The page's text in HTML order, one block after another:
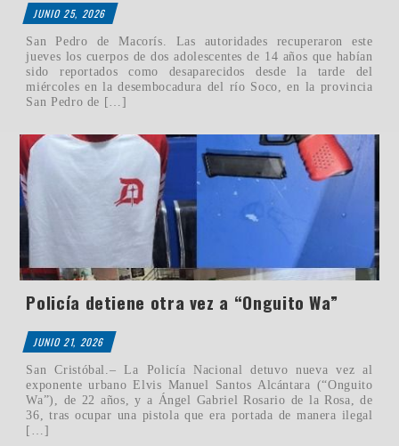
JUNIO 25, 2026
San Pedro de Macorís. Las autoridades recuperaron este
jueves los cuerpos de dos adolescentes de 14 años que habían
sido reportados como desaparecidos desde la tarde del
miércoles en la desembocadura del río Soco, en la provincia
San Pedro de […]
Policía detiene otra vez a “Onguito Wa”
JUNIO 21, 2026
San Cristóbal.– La Policía Nacional detuvo nueva vez al
exponente urbano Elvis Manuel Santos Alcántara (“Onguito
Wa”), de 22 años, y a Ángel Gabriel Rosario de la Rosa, de
36, tras ocupar una pistola que era portada de manera ilegal
[…]